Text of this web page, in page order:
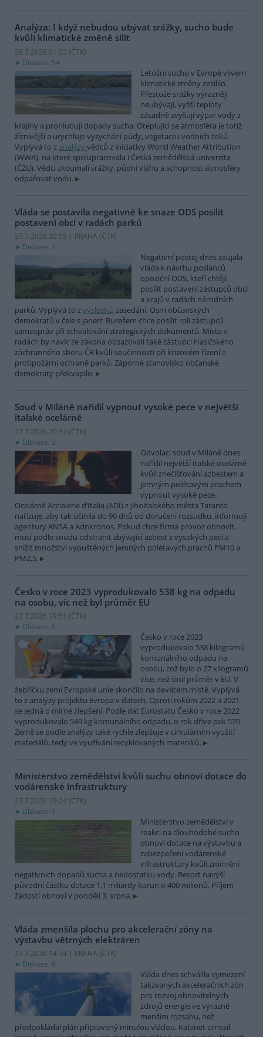
Analýza: I když nebudou ubývat srážky, sucho bude
kvůli klimatické změně sílit
28.7.2026 01:22 (ČTK)
Diskuse: 54
Letošní sucho v Evropě vlivem
klimatické změny zesílilo.
Přestože srážky výrazněji
neubývají, vyšší teploty
zásadně zvyšují výpar vody z
krajiny a prohlubují dopady sucha. Oteplující se atmosféra je totiž
žíznivější a urychluje vysychání půdy, vegetace i vodních toků.
Vyplývá to z analýzy vědců z iniciativy World Weather Attribution
(WWA), na které spolupracovala i Česká zemědělská univerzita
(ČZU). Vědci zkoumali srážky, půdní vláhu a schopnost atmosféry
odpařovat vodu.
Vláda se postavila negativně ke snaze ODS posílit
postavení obcí v radách parků
27.7.2026 20:55 | PRAHA (ČTK)
Diskuse: 1
Negativní postoj dnes zaujala
vláda k návrhu poslanců
opoziční ODS, kteří chtějí
posílit postavení zástupců obcí
a krajů v radách národních
parků. Vyplývá to zvýsledků zasedání. Osm občanských
demokratů v čele s Janem Burešem chce posílit roli zástupců
samospráv při schvalování strategických dokumentů. Místa v
radách by navíc ze zákona obsazovali také zástupci Hasičského
záchranného sboru ČR kvůli součinnosti při krizovém řízení a
protipožární ochraně parků. Záporné stanovisko občanské
demokraty překvapilo.
Soud v Miláně nařídil vypnout vysoké pece v největší
italské ocelárně
27.7.2026 20:32 (ČTK)
Diskuse: 2
Odvolací soud v Miláně dnes
nařídil největší italské ocelárně
kvůli znečišťování azbestem a
jemným polétavým prachem
vypnout vysoké pece.
Ocelárně Acciaierie d’Italia (ADI) z jihoitalského města Taranto
nařizuje, aby tak učinila do 90 dnů od doručení rozsudku, informují
agentury ANSA a Adnkronos. Pokud chce firma provoz obnovit,
musí podle soudu odstranit zbývající azbest z vysokých pecí a
snížit množství vypuštěných jemných polétavých prachů PM10 a
PM2,5.
Česko v roce 2023 vyprodukovalo 538 kg na odpadu
na osobu, víc než byl průměr EU
27.7.2026 19:51 (ČTK)
Diskuse: 6
Česko v roce 2023
vyprodukovalo 538 kilogramů
komunálního odpadu na
osobu, což bylo o 27 kilogramů
více, než činil průměr v EU. V
žebříčku zemí Evropské unie skončilo na devátém místě. Vyplývá
to z analýzy projektu Evropa v datech. Oproti rokům 2022 a 2021
se jedná o mírné zlepšení. Podle dat Eurostatu Česko v roce 2022
vyprodukovalo 549 kg komunálního odpadu, o rok dříve pak 570.
Země se podle analýzy také rychle zlepšuje v cirkulárním využití
materiálů, tedy ve využívání recyklovaných materiálů.
Ministerstvo zemědělství kvůli suchu obnoví dotace do
vodárenské infrastruktury
27.7.2026 19:24 (ČTK)
Diskuse: 1
Ministerstvo zemědělství v
reakci na dlouhodobé sucho
obnoví dotace na výstavbu a
zabezpečení vodárenské
infrastruktury kvůli zmírnění
negativních dopadů sucha a nedostatku vody. Resort navýší
původní částku dotace 1,1 miliardy korun o 400 milionů. Příjem
žádostí obnoví v pondělí 3. srpna.
Vláda zmenšila plochu pro akcelerační zóny na
výstavbu větrných elektráren
27.7.2026 14:34 | PRAHA (ČTK)
Diskuse: 6
Vláda dnes schválila vymezení
takzvaných akceleračních zón
pro rozvoj obnovitelných
zdrojů energie ve výrazně
menším rozsahu, než
předpokládal plán připravený minulou vládou. Kabinet omezil